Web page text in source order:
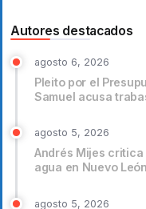
Autores destacados
agosto 6, 2026
Pleito por el
Samuel acusa
agosto 5, 2026
Andrés Mijes
agua en Nuevo León
agosto 5, 2026